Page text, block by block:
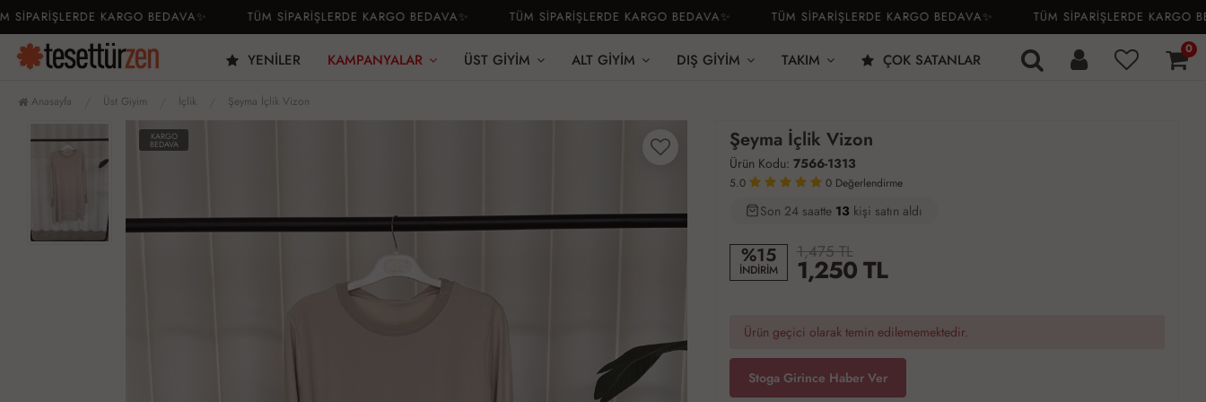
KARGO BEDAVA✨ TÜM SİPARİŞLERDE KARGO BEDAVA✨ TÜM SİPARİŞLERDE KARGO BEDAVA✨ TÜM SİPARİŞLERDE KARGO BEDAVA✨ TÜM SİPARİŞLERDE KARGO
YENILER KAMPANYALAR ÜST GIYIM ALT GIYIM DIŞ GIYIM TAKIM ÇOK SATANLAR
0
Anasayfa Üst Giyim İçlik Şeyma İçlik Vizon
KARGO
BEDAVA Şeyma İçlik Vizon
Ürün Kodu: 7566-1313
5.0 0 Değerlendirme
29 51
Son 24 saatte 13 kişi satın aldı
%15
İNDİRİM
1,475 TL
1,250TL
Ürün geçici olarak temin edilememektedir.
Stoga Girince Haber Ver